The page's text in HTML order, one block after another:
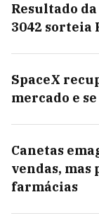
Resultado
3042 sorteia
SpaceX
mercado e
Canetas
vendas, mas
farmácias